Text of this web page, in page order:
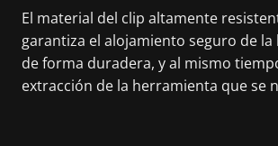
El material del clip altamente
garantiza el alojamiento seguro de
de forma duradera, y al mismo
extracción de la herramienta que se